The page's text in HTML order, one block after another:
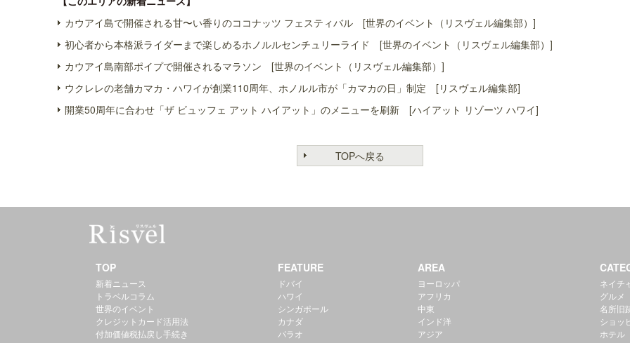
カウアイ島で開催される甘〜い香りのココナッツ フェスティバル [世界のイベント（リスヴェル編集部）]
初心者から本格派ライダーまで楽しめるホノルルセンチュリーライド [世界のイベント（リスヴェル編集部）]
カウアイ島南部ポイプで開催されるマラソン [世界のイベント（リスヴェル編集部）]
ウクレレの老舗カマカ・ハワイが創業110周年、ホノルル市が「カマカの日」制定 [リスヴェル編集部]
開業50周年に合わせ「ザ ビュッフェ アット ハイアット」のメニューを刷新 [ハイアット リゾーツ ハワイ]
TOPへ戻る
TOP
新着ニュース
トラベルコラム
世界のイベント
クレジットカード活用法
付加価値税払戻し手続き
FEATURE
ドバイ
ハワイ
シンガポール
カナダ
パラオ
AREA
ヨーロッパ
アフリカ
中東
インド洋
アジア
ネイチ
グルメ
名所旧
ショッ
ホテル